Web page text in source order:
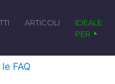
ARTICOLI
IDEALE
PER
FAQ